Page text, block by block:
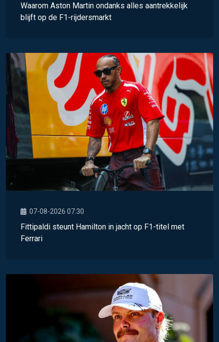
Waarom Aston Martin ondanks alles aantrekkelijk
blijft op de F1-rijdersmarkt
07-08-2026 07:30
Fittipaldi steunt Hamilton in jacht op F1-titel met
Ferrari